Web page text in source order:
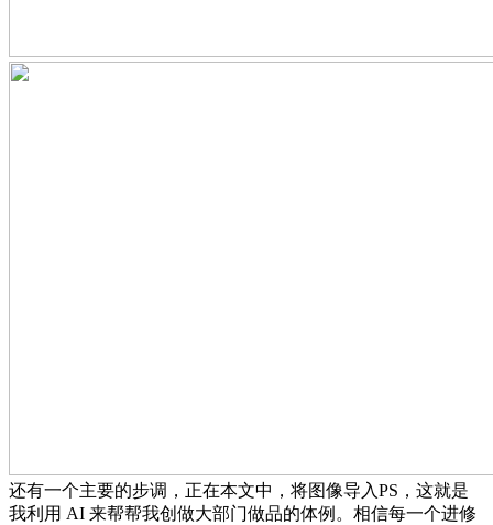
还有一个主要的步调，正在本文中，将图像导入PS，这就是
我利用 AI 来帮帮我创做大部门做品的体例。相信每一个进修